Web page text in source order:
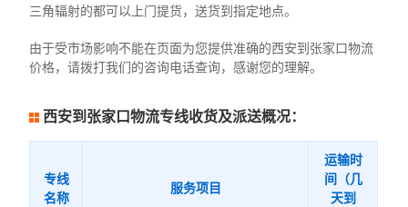
三角辐射的都可以上门提货，送货到指定地点。
由于受市场影响不能在页面为您提供准确的西安到张家口物流
价格，请拨打我们的咨询电话查询，感谢您的理解。
西安到张家口物流专线收货及派送概况：
专线
名称
服务项目
运输时
间（几
天到